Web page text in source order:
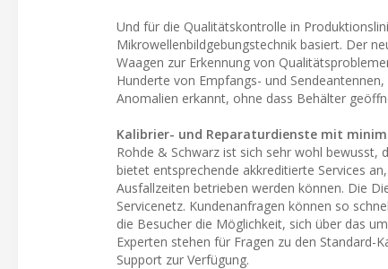
Und für die Qualitätskontrolle in
Mikrowellenbildgebungstechnik basiert. Der
Waagen zur Erkennung von
Hunderte von Empfangs- und
Anomalien erkannt, ohne dass Behälter
Kalibrier- und Reparaturdienste mit
Rohde & Schwarz ist sich sehr wohl bewusst,
bietet entsprechende akkreditierte Services
Ausfallzeiten betrieben werden können. Die
Servicenetz. Kundenanfragen können so
die Besucher die Möglichkeit, sich über das
Experten stehen für Fragen zu den Standard-
Support zur Verfügung.